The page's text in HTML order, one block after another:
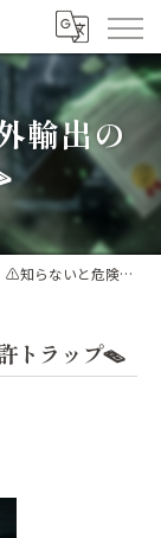
輸出の
⚠️知らないと危険！海外輸出の特許トラップ🪤
トラップ🪤